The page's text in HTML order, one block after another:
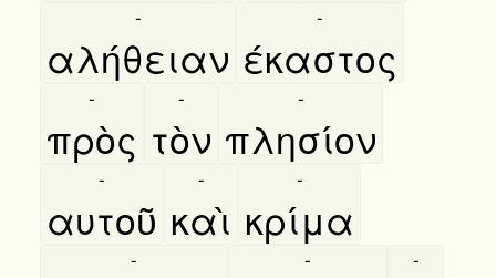
αλήθειαν
-
έκαστος
-
πρὸς
-
τὸν
-
πλησίον
-
αυτοῦ
-
καὶ
-
κρίμα
-
- - -